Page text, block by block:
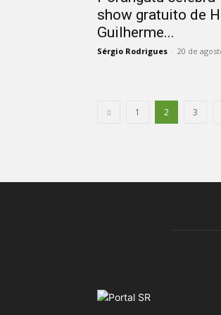
show gratuito de
Guilherme...
Sérgio Rodrigues - 20 de
1 2 3